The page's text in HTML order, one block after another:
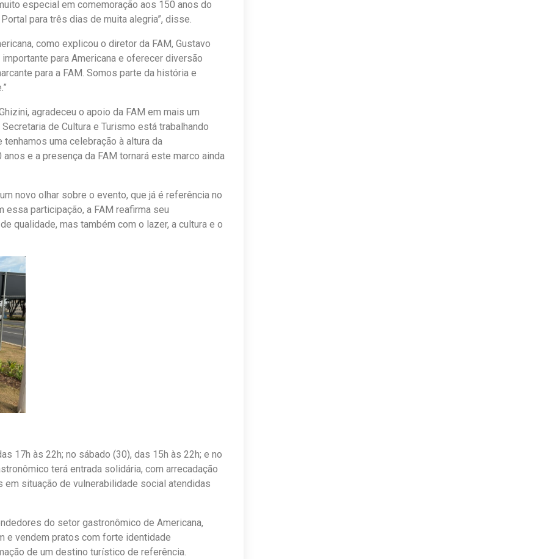
especial em comemoração aos 150 anos do
para três dias de muita alegria”, disse.
como explicou o diretor da FAM, Gustavo
para Americana e oferecer diversão
para a FAM. Somos parte da história e
agradeceu o apoio da FAM em mais um
de Cultura e Turismo está trabalhando
uma celebração à altura da
e a presença da FAM tornará este marco ainda
novo olhar sobre o evento, que já é referência no
essa participação, a FAM reafirma seu
qualidade, mas também com o lazer, a cultura e o
17h às 22h; no sábado (30), das 15h às 22h; e no
terá entrada solidária, com arrecadação
situação de vulnerabilidade social atendidas
do setor gastronômico de Americana,
e vendem pratos com forte identidade
de um destino turístico de referência.